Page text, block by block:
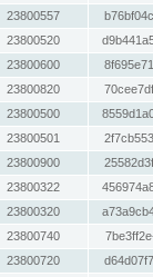
23800557
23800520
23800600
23800820
23800500
23800501
23800900
23800322
23800320
23800740
23800720